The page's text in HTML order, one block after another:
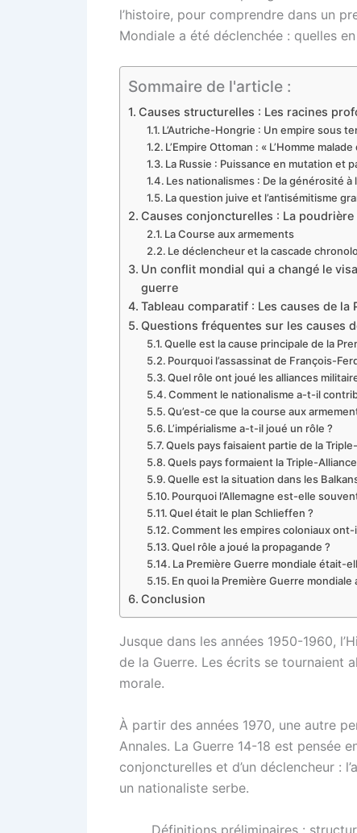
l’histoire, pour comprendre dans un
Mondiale a été déclenchée : quelles
Sommaire de l'article :
Causes structurelles : Les racines
L’Autriche-Hongrie : Un empire sous
L’Empire Ottoman : « L’Homme malade
La Russie : Puissance en mutation et
Les nationalismes : De la générosité à
La question juive et l’antisémitisme
Causes conjoncturelles : La poudrière
La Course aux armements
Le déclencheur et la cascade
Un conflit mondial qui a changé le
guerre
Tableau comparatif : Les causes de
Questions fréquentes sur les causes
Quelle est la cause principale de la
Pourquoi l’assassinat de François-
Quel rôle ont joué les alliances
Comment le nationalisme a-t-il
Qu’est-ce que la course aux
L’impérialisme a-t-il joué un rôle ?
Quels pays faisaient partie de la
Quels pays formaient la Triple-
Quelle est la situation dans les
Pourquoi l’Allemagne est-elle
Quel était le plan Schlieffen ?
Comment les empires coloniaux ont-
Quel rôle a joué la propagande ?
La Première Guerre mondiale était-
En quoi la Première Guerre
Conclusion
Jusque dans les années 1950-1960,
de la Guerre. Les écrits se tournaient
morale.
À partir des années 1970, une autre
Annales. La Guerre 14-18 est pensée
conjoncturelles et d’un déclencheur :
un nationaliste serbe.
Définitions préliminaires :